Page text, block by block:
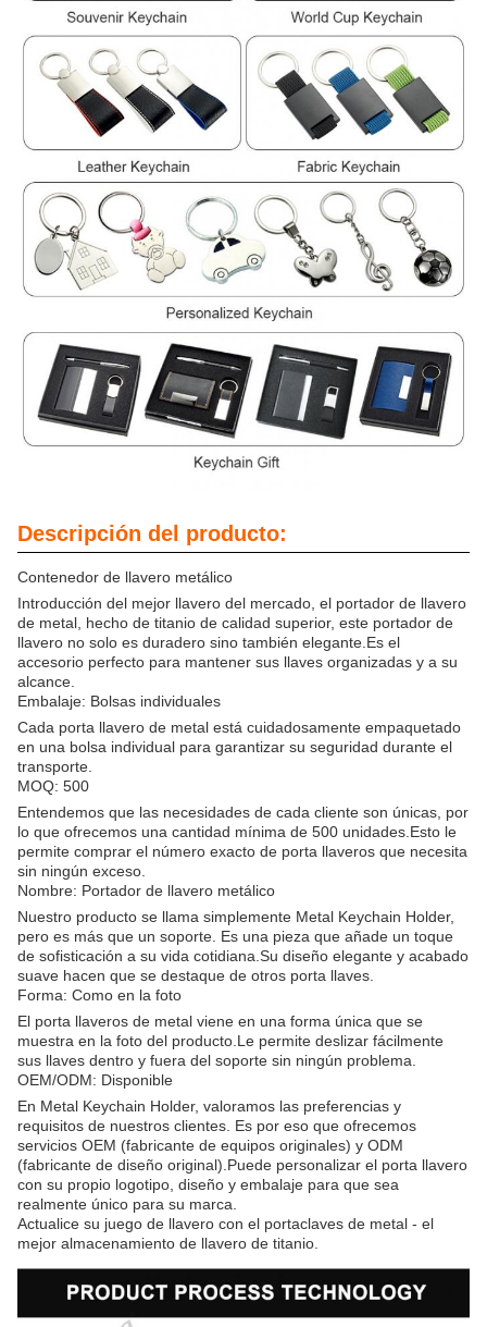
Descripción del producto:
Contenedor de llavero metálico
Introducción del mejor llavero del mercado, el portador de llavero
de metal, hecho de titanio de calidad superior, este portador de
llavero no solo es duradero sino también elegante.Es el
accesorio perfecto para mantener sus llaves organizadas y a su
alcance.
Embalaje: Bolsas individuales
Cada porta llavero de metal está cuidadosamente empaquetado
en una bolsa individual para garantizar su seguridad durante el
transporte.
MOQ: 500
Entendemos que las necesidades de cada cliente son únicas, por
lo que ofrecemos una cantidad mínima de 500 unidades.Esto le
permite comprar el número exacto de porta llaveros que necesita
sin ningún exceso.
Nombre: Portador de llavero metálico
Nuestro producto se llama simplemente Metal Keychain Holder,
pero es más que un soporte. Es una pieza que añade un toque
de sofisticación a su vida cotidiana.Su diseño elegante y acabado
suave hacen que se destaque de otros porta llaves.
Forma: Como en la foto
El porta llaveros de metal viene en una forma única que se
muestra en la foto del producto.Le permite deslizar fácilmente
sus llaves dentro y fuera del soporte sin ningún problema.
OEM/ODM: Disponible
En Metal Keychain Holder, valoramos las preferencias y
requisitos de nuestros clientes. Es por eso que ofrecemos
servicios OEM (fabricante de equipos originales) y ODM
(fabricante de diseño original).Puede personalizar el porta llavero
con su propio logotipo, diseño y embalaje para que sea
realmente único para su marca.
Actualice su juego de llavero con el portaclaves de metal - el
mejor almacenamiento de llavero de titanio.